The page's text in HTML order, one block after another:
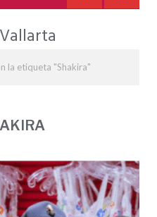
la etiqueta "Shakira"